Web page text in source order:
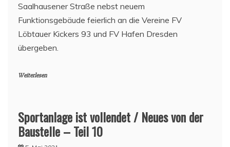
Saalhausener Straße nebst neuem
Funktionsgebäude feierlich an die Vereine FV
Löbtauer Kickers 93 und FV Hafen Dresden
übergeben.
Weiterlesen
Sportanlage ist vollendet / Neues von der
Baustelle – Teil 10